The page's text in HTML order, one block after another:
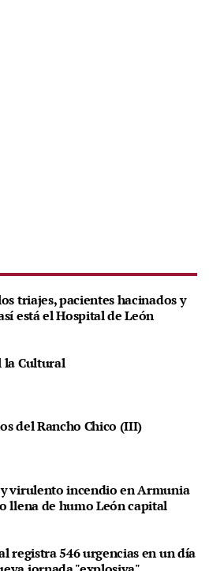
triajes, pacientes hacinados y
está el Hospital de León
la Cultural
del Rancho Chico (III)
virulento incendio en Armunia
llena de humo León capital
registra 546 urgencias en un día